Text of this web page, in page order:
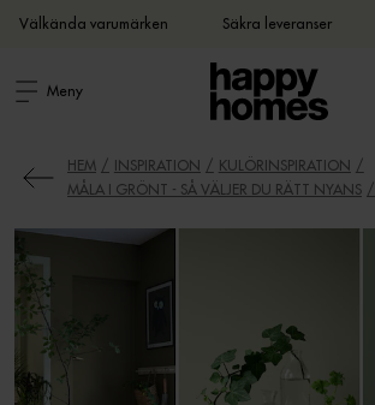
Välkända varumärken Säkra leveranser
Meny
HEM INSPIRATION
KULÖRINSPIRATION
MÅLA I GRÖNT - SÅ VÄLJER DU RÄTT NYANS